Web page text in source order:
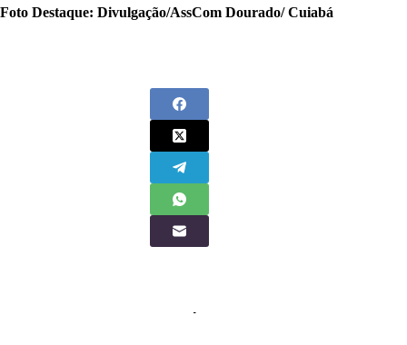
Foto Destaque: Divulgação/AssCom Dourado/ Cuiabá